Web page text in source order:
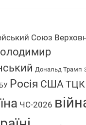
Союз
Дональд Трамп
Росія США ТЦК
ЧС-2026